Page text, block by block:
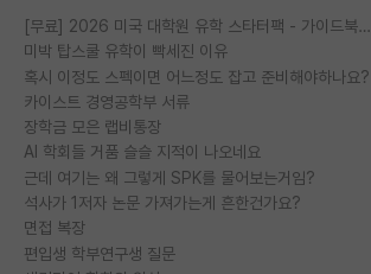
[무료] 2026 미국 대학원 유학 스타터팩 - 가이드북 & 합격자 컨택메일 템플릿
미박 탑스쿨 유학이 빡세진 이유
혹시 이정도 스펙이면 어느정도 잡고 준비해야하나요?
카이스트 경영공학부 서류
장학금 모은 랩비통장
AI 학회들 거품 슬슬 지적이 나오네요
근데 여기는 왜 그렇게 SPK를 물어보는거임?
석사가 1저자 논문 가져가는게 흔한건가요?
면접 복장
편입생 학부연구생 질문